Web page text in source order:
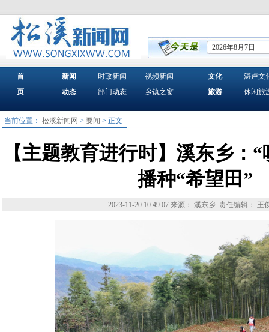
2026年8月7日
首
页
新闻
动态
时政新闻
部门动态
视频新闻
乡镇之窗
文化
旅游
湛卢文
休闲旅
当前位置：松溪新闻网 >要闻 > 正文
【主题教育进行时】溪东乡：
播种“希望田”
2023-11-20 10:49:07 来源： 溪东乡 责任编辑： 王